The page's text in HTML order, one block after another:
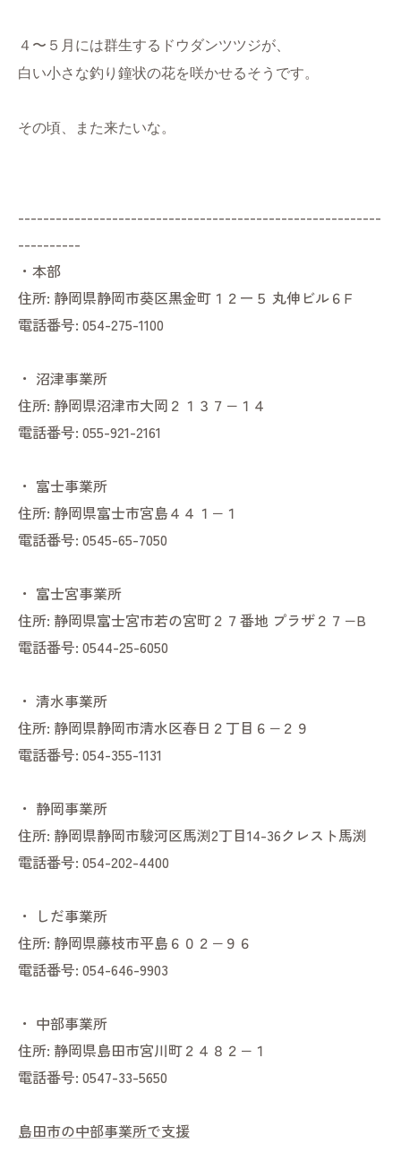
４〜５月には群生するドウダンツツジが、
白い小さな釣り鐘状の花を咲かせるそうです。
その頃、また来たいな。
----------------------------------------------------------
----------
・本部
住所: 静岡県静岡市葵区黒金町１２ー５ 丸伸ビル６F
電話番号: 054-275-1100
・ 沼津事業所
住所: 静岡県沼津市大岡２１３７−１４
電話番号: 055-921-2161
・ 富士事業所
住所: 静岡県富士市宮島４４１−１
電話番号: 0545-65-7050
・ 富士宮事業所
住所: 静岡県富士宮市若の宮町２７番地 プラザ２７−B
電話番号: 0544-25-6050
・ 清水事業所
住所: 静岡県静岡市清水区春日２丁目６−２９
電話番号: 054-355-1131
・ 静岡事業所
住所: 静岡県静岡市駿河区馬渕2丁目14-36クレスト馬渕
電話番号: 054-202-4400
・
しだ事業所
住所: 静岡県藤枝市平島６０２−９６
電話番号: 054-646-9903
・ 中部事業所
住所: 静岡県島田市宮川町２４８２−１
電話番号: 0547-33-5650
島田市の中部事業所で支援